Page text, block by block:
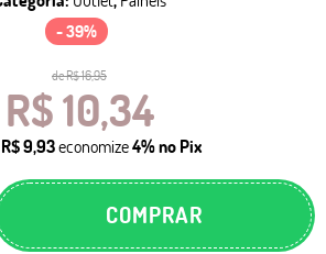
- 39%
deR$ 16,95
R$ 10,34
R$ 9,93economize4%no Pix
COMPRAR